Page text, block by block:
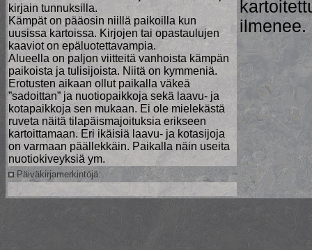
ilmenee.
kirjain tunnuksilla.
Kämpät on pääosin niillä paikoilla kun
uusissa kartoissa. Kirjojen tai opastaulujen
kaaviot on epäluotettavampia.
Alueella on paljon viitteitä vanhoista kämpän
paikoista ja tulisijoista. Niitä on kymmeniä.
Erotusten aikaan ollut paikalla väkeä
”sadoittan” ja nuotiopaikkoja sekä laavu- ja
kotapaikkoja sen mukaan. Ei ole mielekästä
ruveta näitä tilapäismajoituksia erikseen
kartoittamaan. Eri ikäisiä laavu- ja kotasijoja
on varmaan päällekkäin. Paikalla näin useita
nuotiokiveyksiä ym.
Päiväkirjamerkintöjä: